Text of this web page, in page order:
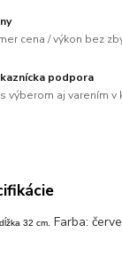
cena / výkon bez
podpora
výberom aj varením v
32 cm. Farba: